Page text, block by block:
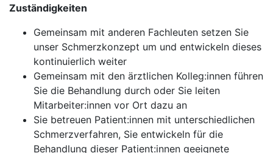
Zuständigkeiten
Gemeinsam mit anderen Fachleuten setzen Sie
unser Schmerzkonzept um und entwickeln dieses
kontinuierlich weiter
Gemeinsam mit den ärztlichen Kolleg:innen führen
Sie die Behandlung durch oder Sie leiten
Mitarbeiter:innen vor Ort dazu an
Sie betreuen Patient:innen mit unterschiedlichen
Schmerzverfahren, Sie entwickeln für die
Behandlung dieser Patient:innen geeignete